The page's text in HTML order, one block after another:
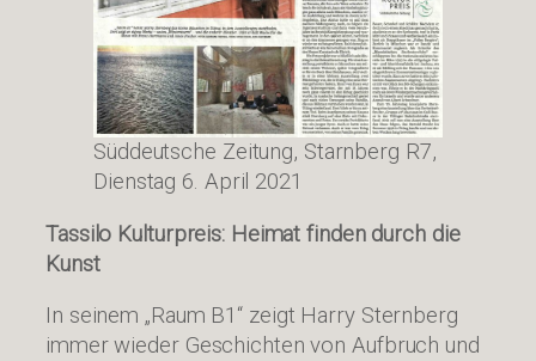
Süddeutsche Zeitung, Starnberg R7,
Dienstag 6. April 2021
Tassilo Kulturpreis: Heimat finden durch die
Kunst
In seinem „Raum B1“ zeigt Harry Sternberg
immer wieder Geschichten von Aufbruch und